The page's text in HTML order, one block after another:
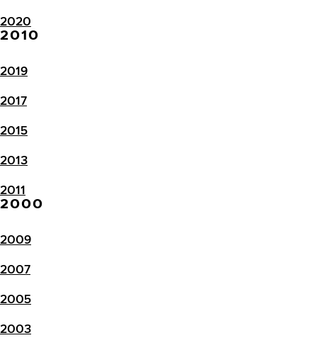
2020
2010
2019
2017
2015
2013
2011
2000
2009
2007
2005
2003